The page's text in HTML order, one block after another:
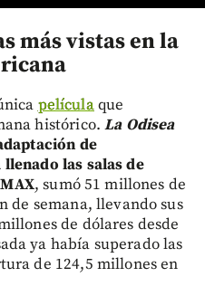
más vistas en la
películaque
histórico.La Odisea
de
las salas de
, sumó 51 millones de
de semana, llevando sus
de dólares desde
ya había superado las
de 124,5 millones en